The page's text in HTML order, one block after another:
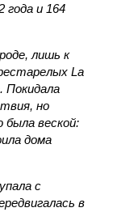
года и 164
лишь к
La
Покидала
но
была веской:
дома
с
в